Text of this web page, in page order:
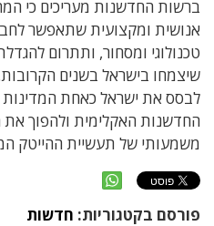
ברשות החדשנות מעריכים כי
אנושית ומקצועית שתאפשר
טכנולוגי ומסחור, ותתרום
שיצמחו בישראל בשנים
לבסס את ישראל כאחת המדינות
החדשנות האקלימית ולהפוך
משמעותי של תעשיית ההייטק
פורסם בקטגוריות: חדשות